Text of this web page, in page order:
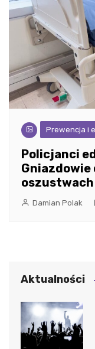
Prewencja i
Policjanci
Gniazdowie
Damian Polak
Aktualności